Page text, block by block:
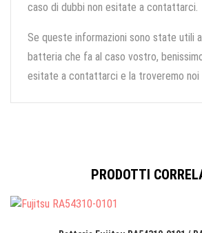
caso di dubbi non esitate a contattarci.
Se queste informazioni sono state utili
batteria che fa al caso vostro,
esitate a contattarci e la troveremo noi
PRODOTTI